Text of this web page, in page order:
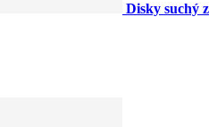
Disky suchý